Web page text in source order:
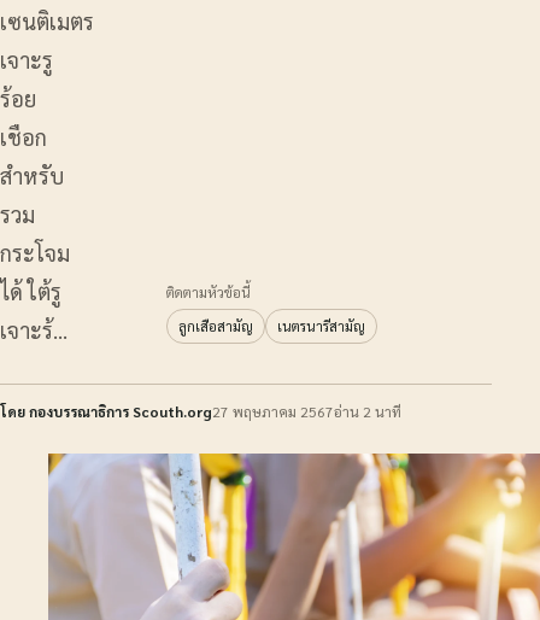
เซนติเมตร
เจาะรู
ร้อย
เชือก
สำหรับ
รวม
กระโจม
ได้ ใต้รู
เจาะร้…
ติดตามหัวข้อนี้
ลูกเสือสามัญ
เนตรนารีสามัญ
โดย กองบรรณาธิการ Scouth.org27 พฤษภาคม 2567อ่าน 2 นาที